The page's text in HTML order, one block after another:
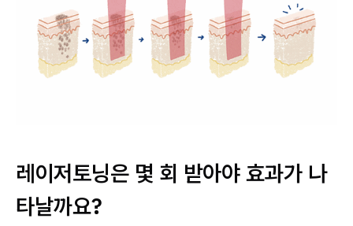
레이저토닝은 몇 회 받아야 효과가 나
타날까요?